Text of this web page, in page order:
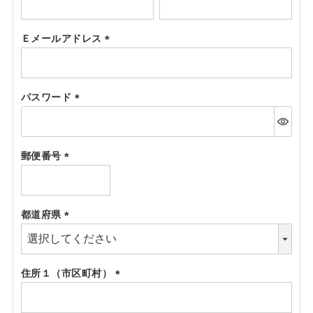
須)
Ｅメールアドレス
須)
パスワード
須)
郵便番号
須)
都道府県
(必
須)
住所１（市区町村）